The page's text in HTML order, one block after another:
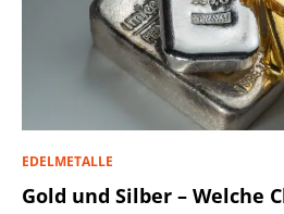
EDELMETALLE
Gold und Silber – Welche